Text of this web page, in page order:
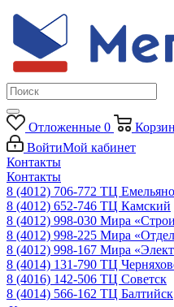
Отложенные 0
ВойтиМой кабинет
Контакты
Контакты
8 (4012) 706-772 ТЦ
8 (4012) 652-746 ТЦ Камский
8 (4012) 998-030 Мира
8 (4012) 998-225 Мира
8 (4012) 998-167 Мира
8 (4014) 131-790 ТЦ
8 (4016) 142-506 ТЦ Советск
8 (4014) 566-162 ТЦ Балтийск